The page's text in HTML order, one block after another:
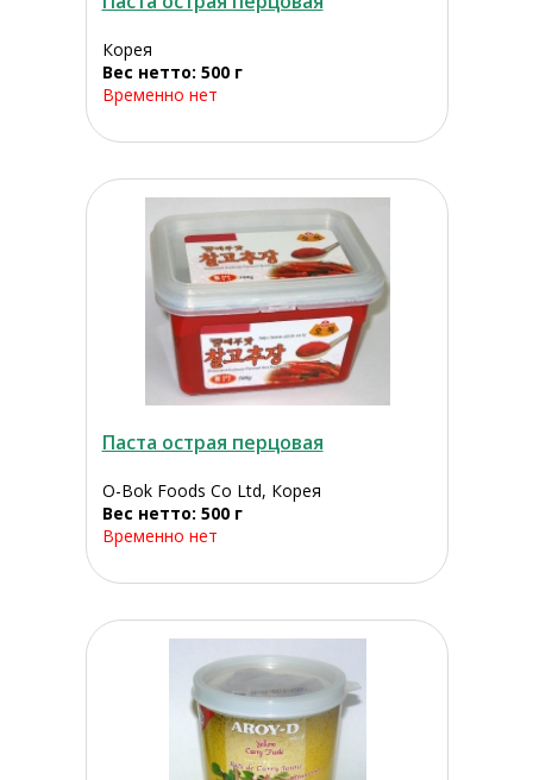
Корея
Вес нетто: 500 г
Временно нет
Паста острая перцовая
O-Bok Foods Co Ltd, Корея
Вес нетто: 500 г
Временно нет